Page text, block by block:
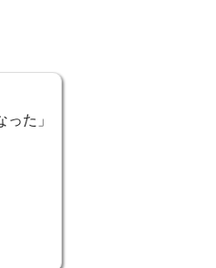
た」